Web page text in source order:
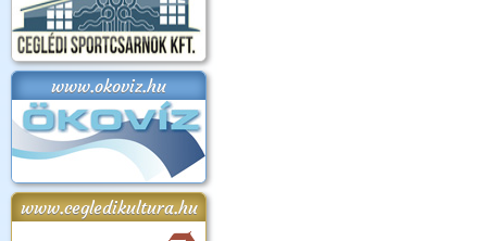
www.okoviz.hu
www.cegledikultura.hu